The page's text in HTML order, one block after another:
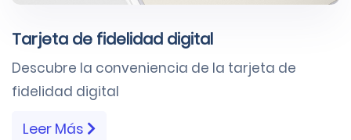
Tarjeta de fidelidad digital
Descubre la conveniencia de la tarjeta de
fidelidad digital
Leer Más